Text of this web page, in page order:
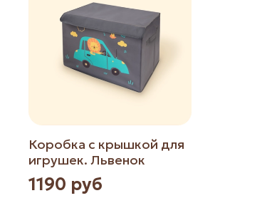
Коробка с крышкой для
игрушек. Львенок
1190 руб